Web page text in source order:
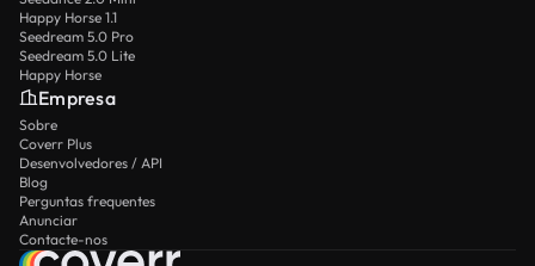
Happy Horse 1.1
Seedream 5.0 Pro
Seedream 5.0 Lite
Happy Horse
Empresa
Sobre
Coverr Plus
Desenvolvedores / API
Blog
Perguntas frequentes
Anunciar
Contacte-nos